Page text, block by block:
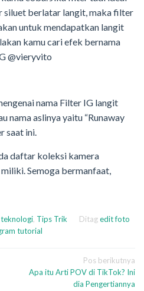
siluet berlatar langit, maka filter
untuk mendapatkan langit
kamu cari efek bernama
@vieryvito
nama Filter IG langit
nama aslinya yaitu “Runaway
saat ini.
daftar koleksi kamera
Semoga bermanfaat,
teknologi, Tips Trik Ditagedit foto
tutorial
Pos berikutnya
Apa itu Arti POV di TikTok? Ini
dia Pengertiannya